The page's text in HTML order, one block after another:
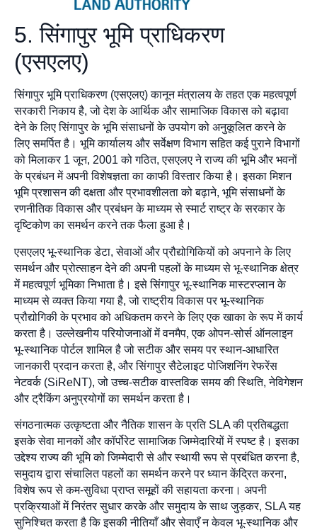
5. सिंगापुर भूमि प्राधिकरण
(एसएलए)
सिंगापुर भूमि प्राधिकरण (एसएलए) कानून मंत्रालय के तहत एक महत्वपूर्ण
सरकारी निकाय है, जो देश के आर्थिक और सामाजिक विकास को बढ़ावा
देने के लिए सिंगापुर के भूमि संसाधनों के उपयोग को अनुकूलित करने के
लिए समर्पित है। भूमि कार्यालय और सर्वेक्षण विभाग सहित कई पुराने विभागों
को मिलाकर 1 जून, 2001 को गठित, एसएलए ने राज्य की भूमि और भवनों
के प्रबंधन में अपनी विशेषज्ञता का काफी विस्तार किया है। इसका मिशन
भूमि प्रशासन की दक्षता और प्रभावशीलता को बढ़ाने, भूमि संसाधनों के
रणनीतिक विकास और प्रबंधन के माध्यम से स्मार्ट राष्ट्र के सरकार के
दृष्टिकोण का समर्थन करने तक फैला हुआ है।
एसएलए भू-स्थानिक डेटा, सेवाओं और प्रौद्योगिकियों को अपनाने के लिए
समर्थन और प्रोत्साहन देने की अपनी पहलों के माध्यम से भू-स्थानिक क्षेत्र
में महत्वपूर्ण भूमिका निभाता है। इसे सिंगापुर भू-स्थानिक मास्टरप्लान के
माध्यम से व्यक्त किया गया है, जो राष्ट्रीय विकास पर भू-स्थानिक
प्रौद्योगिकी के प्रभाव को अधिकतम करने के लिए एक खाका के रूप में कार्य
करता है। उल्लेखनीय परियोजनाओं में वनमैप, एक ओपन-सोर्स ऑनलाइन
भू-स्थानिक पोर्टल शामिल है जो सटीक और समय पर स्थान-आधारित
जानकारी प्रदान करता है, और सिंगापुर सैटेलाइट पोजिशनिंग रेफरेंस
नेटवर्क (SiReNT), जो उच्च-सटीक वास्तविक समय की स्थिति, नेविगेशन
और ट्रैकिंग अनुप्रयोगों का समर्थन करता है।
संगठनात्मक उत्कृष्टता और नैतिक शासन के प्रति SLA की प्रतिबद्धता
इसके सेवा मानकों और कॉर्पोरेट सामाजिक जिम्मेदारियों में स्पष्ट है। इसका
उद्देश्य राज्य की भूमि को जिम्मेदारी से और स्थायी रूप से प्रबंधित करना है,
समुदाय द्वारा संचालित पहलों का समर्थन करने पर ध्यान केंद्रित करना,
विशेष रूप से कम-सुविधा प्राप्त समूहों की सहायता करना। अपनी
प्रक्रियाओं में निरंतर सुधार करके और समुदाय के साथ जुड़कर, SLA यह
सुनिश्चित करता है कि इसकी नीतियाँ और सेवाएँ न केवल भू-स्थानिक और